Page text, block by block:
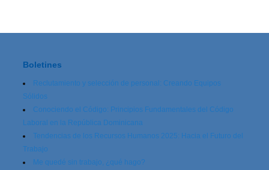
Boletines
Reclutamiento y selección de personal: Creando Equipos
Sólidos
Conociendo el Código: Principios Fundamentales del Código
Laboral en la República Dominicana
Tendencias de los Recursos Humanos 2025: Hacia el Futuro del
Trabajo
Me quedé sin trabajo, ¿qué hago?